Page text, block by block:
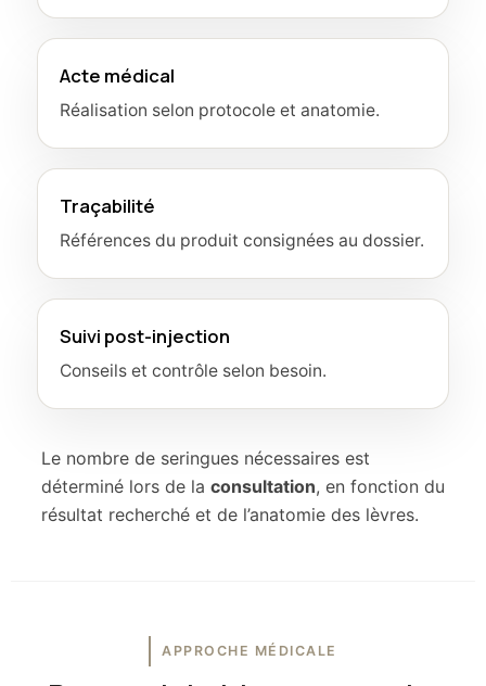
Acte médical
Réalisation selon protocole et anatomie.
Traçabilité
Références du produit consignées au dossier.
Suivi post-injection
Conseils et contrôle selon besoin.
Le nombre de seringues nécessaires est
déterminé lors de la consultation, en fonction du
résultat recherché et de l’anatomie des lèvres.
APPROCHE MÉDICALE